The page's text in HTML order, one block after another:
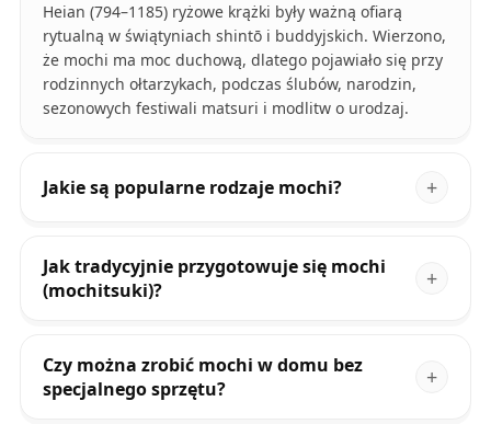
Heian (794–1185) ryżowe krążki były ważną ofiarą
rytualną w świątyniach shintō i buddyjskich. Wierzono,
że mochi ma moc duchową, dlatego pojawiało się przy
rodzinnych ołtarzykach, podczas ślubów, narodzin,
sezonowych festiwali matsuri i modlitw o urodzaj.
Jakie są popularne rodzaje mochi?
Jak tradycyjnie przygotowuje się mochi
(mochitsuki)?
Czy można zrobić mochi w domu bez
specjalnego sprzętu?